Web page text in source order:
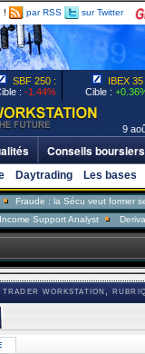
! par RSS sur Twitter
SBF 250 :
: -1.44%
IBEX 35
Cible :
9
Conseils boursiers
Daytrading Les bases
: la Sécu veut former ses
Analyst Derivatives
trader workstation,